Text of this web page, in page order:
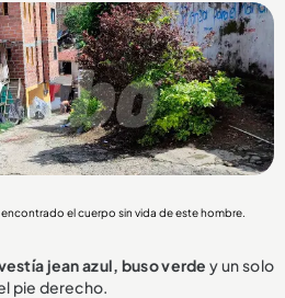
el cuerpo sin vida de este hombre.
jean azul, buso verdey un solo
pie derecho.